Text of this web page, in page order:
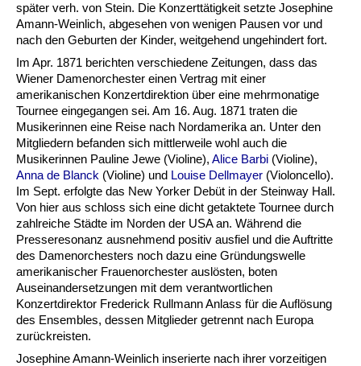
später verh. von Stein. Die Konzerttätigkeit setzte Josephine
Amann-Weinlich, abgesehen von wenigen Pausen vor und
nach den Geburten der Kinder, weitgehend ungehindert fort.
Im Apr. 1871 berichten verschiedene Zeitungen, dass das
Wiener Damenorchester einen Vertrag mit einer
amerikanischen Konzertdirektion über eine mehrmonatige
Tournee eingegangen sei. Am 16. Aug. 1871 traten die
Musikerinnen eine Reise nach Nordamerika an. Unter den
Mitgliedern befanden sich mittlerweile wohl auch die
Musikerinnen Pauline Jewe (Violine), Alice Barbi (Violine),
Anna de Blanck (Violine) und Louise Dellmayer (Violoncello).
Im Sept. erfolgte das New Yorker Debüt in der Steinway Hall.
Von hier aus schloss sich eine dicht getaktete Tournee durch
zahlreiche Städte im Norden der USA an. Während die
Presseresonanz ausnehmend positiv ausfiel und die Auftritte
des Damenorchesters noch dazu eine Gründungswelle
amerikanischer Frauenorchester auslösten, boten
Auseinandersetzungen mit dem verantwortlichen
Konzertdirektor Frederick Rullmann Anlass für die Auflösung
des Ensembles, dessen Mitglieder getrennt nach Europa
zurückreisten.
Josephine Amann-Weinlich inserierte nach ihrer vorzeitigen